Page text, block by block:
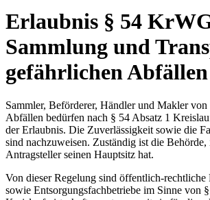
Erlaubnis § 54
Sammlung und
gefährlichen Abfällen
Sammler, Beförderer, Händler und Makler von
Abfällen bedürfen nach § 54 Absatz 1
der Erlaubnis. Die Zuverlässigkeit sowie die
sind nachzuweisen. Zuständig ist die Behörde,
Antragsteller seinen Hauptsitz hat.
Von dieser Regelung sind öffentlich-rechtliche
sowie Entsorgungsfachbetriebe im Sinne von